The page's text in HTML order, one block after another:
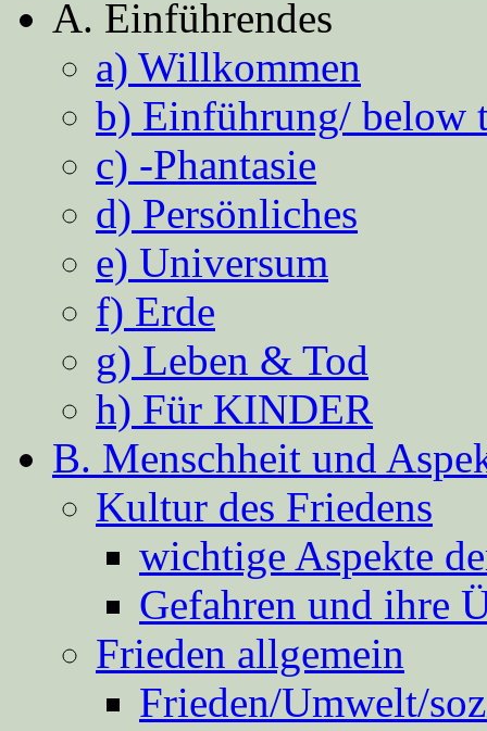
A. Einführendes
a) Willkommen
b) Einführung/ below
c) -Phantasie
d) Persönliches
e) Universum
f) Erde
g) Leben & Tod
h) Für KINDER
B. Menschheit und
Kultur des Friedens
wichtige Aspekte
Gefahren und ihre
Frieden allgemein
Frieden/Umwelt/